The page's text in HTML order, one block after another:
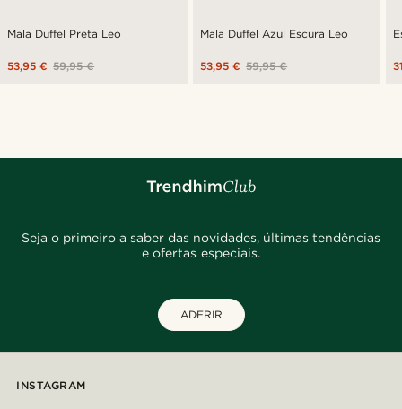
Mala Duffel Preta Leo
59,95 €
53,95 €
Mala Duffel Azul Escura Leo
59,95 €
53,95 €
Seja o primeiro a saber das novidades, últimas tendências
e ofertas especiais.
ADERIR
INSTAGRAM